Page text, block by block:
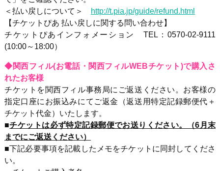
＜払い戻しについて＞
http://t.pia.jp/guide/refund.html
【チケットぴあ 払い戻しに関する問い合わせ】
チケットぴあインフォメーション TEL：0570-02-9111
(10:00～18:00）
◆関西フィル(お電話・関西フィルWEBチケット)で購入さ
れたお客様
チケットを関西フィル事務局にご返送ください。お客様の
指定口座にお振込みにてご返金（返送用特定記録郵便代＋
チケット代金）いたします。
■チケットは必ず特定記録郵便でお送りください。（6月末
までにご返送ください）
■下記必要事項を記載したメモをチケットに同封してくださ
い。